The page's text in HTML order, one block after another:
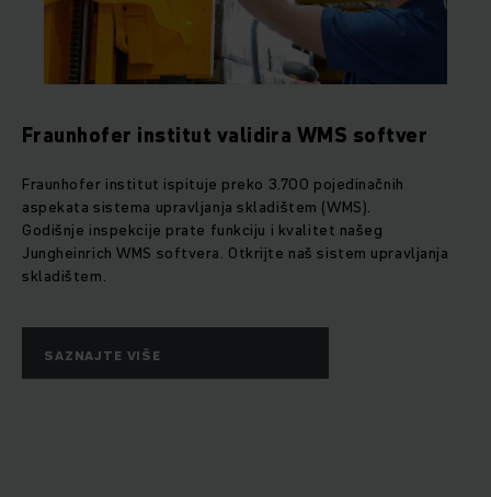
Fraunhofer institut validira WMS softver
Fraunhofer institut ispituje preko 3.700 pojedinačnih
aspekata sistema upravljanja skladištem (WMS).
Godišnje inspekcije prate funkciju i kvalitet našeg
Jungheinrich WMS softvera. Otkrijte naš sistem upravljanja
skladištem.
SAZNAJTE VIŠE